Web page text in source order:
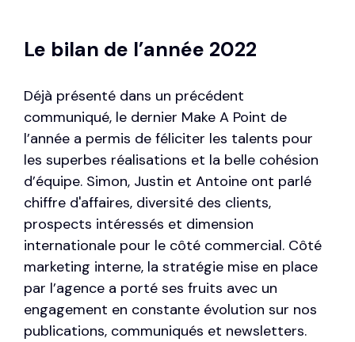
Le bilan de l’année 2022
Déjà présenté dans un précédent
communiqué, le dernier Make A Point de
l’année a permis de féliciter les talents pour
les superbes réalisations et la belle cohésion
d’équipe. Simon, Justin et Antoine ont parlé
chiffre d'affaires, diversité des clients,
prospects intéressés et dimension
internationale pour le côté commercial. Côté
marketing interne, la stratégie mise en place
par l’agence a porté ses fruits avec un
engagement en constante évolution sur nos
publications, communiqués et newsletters.